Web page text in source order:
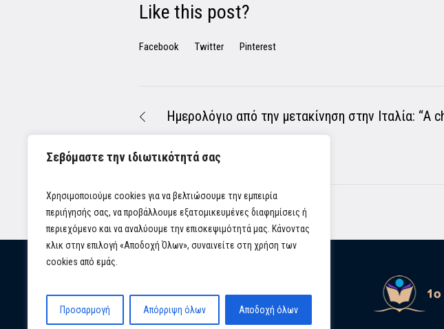
Σεβόμαστε την ιδιωτικότητά σας
Χρησιμοποιούμε cookies για να βελτιώσουμε την εμπειρία
περιήγησής σας, να προβάλλουμε εξατομικευμένες διαφημίσεις ή
περιεχόμενο και να αναλύουμε την επισκεψιμότητά μας. Κάνοντας
κλικ στην επιλογή «Αποδοχή Όλων», συναινείτε στη χρήση των
cookies από εμάς.
Προσαρμογή Απόρριψη όλων Αποδοχή όλων
Like this post?
Facebook Twitter Pinterest
Ημερολόγιο από την μετακίνηση στην Ιταλία: